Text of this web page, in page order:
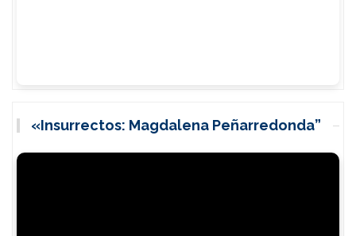
«Insurrectos: Magdalena Peñarredonda”